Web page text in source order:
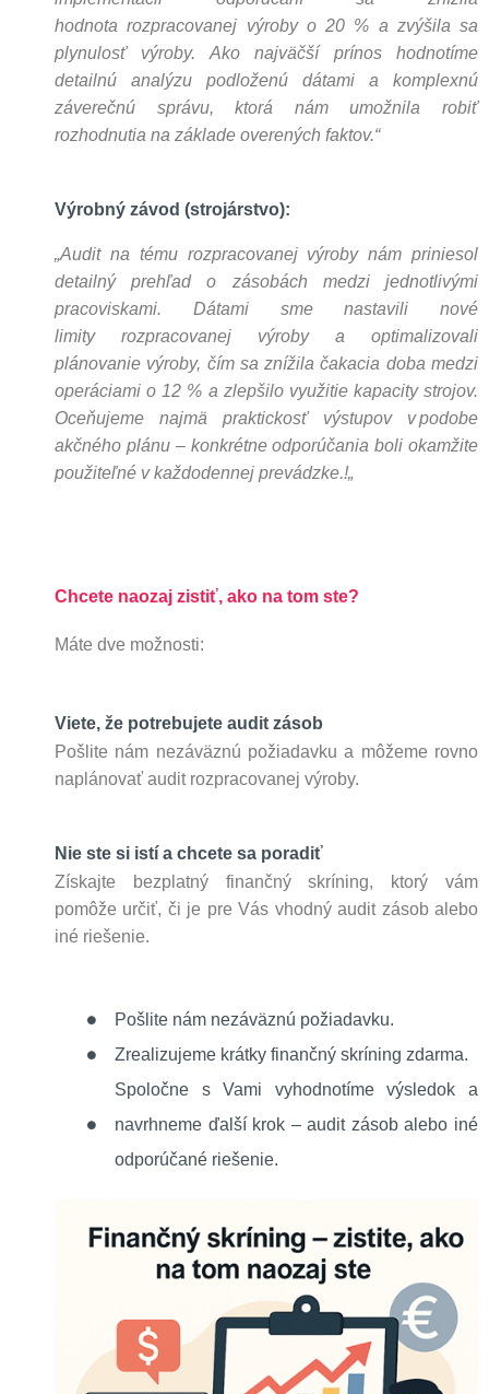
hodnotarozpracovanej výrobyo 20 % a zvýšila sa
plynulosť výroby. Ako najväčší prínos hodnotíme
detailnú analýzu podloženú dátami a komplexnú
záverečnú správu, ktorá nám umožnila robiť
rozhodnutia na základe overených faktov.“
Výrobný závod (strojárstvo):
„Audit na tému rozpracovanej výroby nám priniesol
detailný prehľad o zásobách medzi jednotlivými
pracoviskami. Dátami sme nastavili nové
limity rozpracovanej výroby a optimalizovali
plánovanie výroby, čím sa znížila čakacia doba medzi
operáciami o 12 % a zlepšilo využitie kapacity strojov.
Oceňujeme najmä praktickosť výstupov v podobe
akčného plánu – konkrétne odporúčania boli okamžite
použiteľné v každodennej prevádzke.!„
Chcete naozaj zistiť, ako na tom ste?
Máte dve možnosti:
Viete, že potrebujete audit zásob
Pošlite nám nezáväznú požiadavku a môžeme rovno
naplánovať audit rozpracovanej výroby.
Nie ste si istí a chcete sa poradiť
Získajte bezplatný finančný skríning, ktorý vám
pomôže určiť, či je pre Vás vhodný audit zásob alebo
iné riešenie.
Pošlite nám nezáväznú požiadavku.
Zrealizujeme krátky finančný skríning zdarma.
Spoločne s Vami vyhodnotíme výsledok a
navrhneme ďalší krok – audit zásob alebo iné
odporúčané riešenie.